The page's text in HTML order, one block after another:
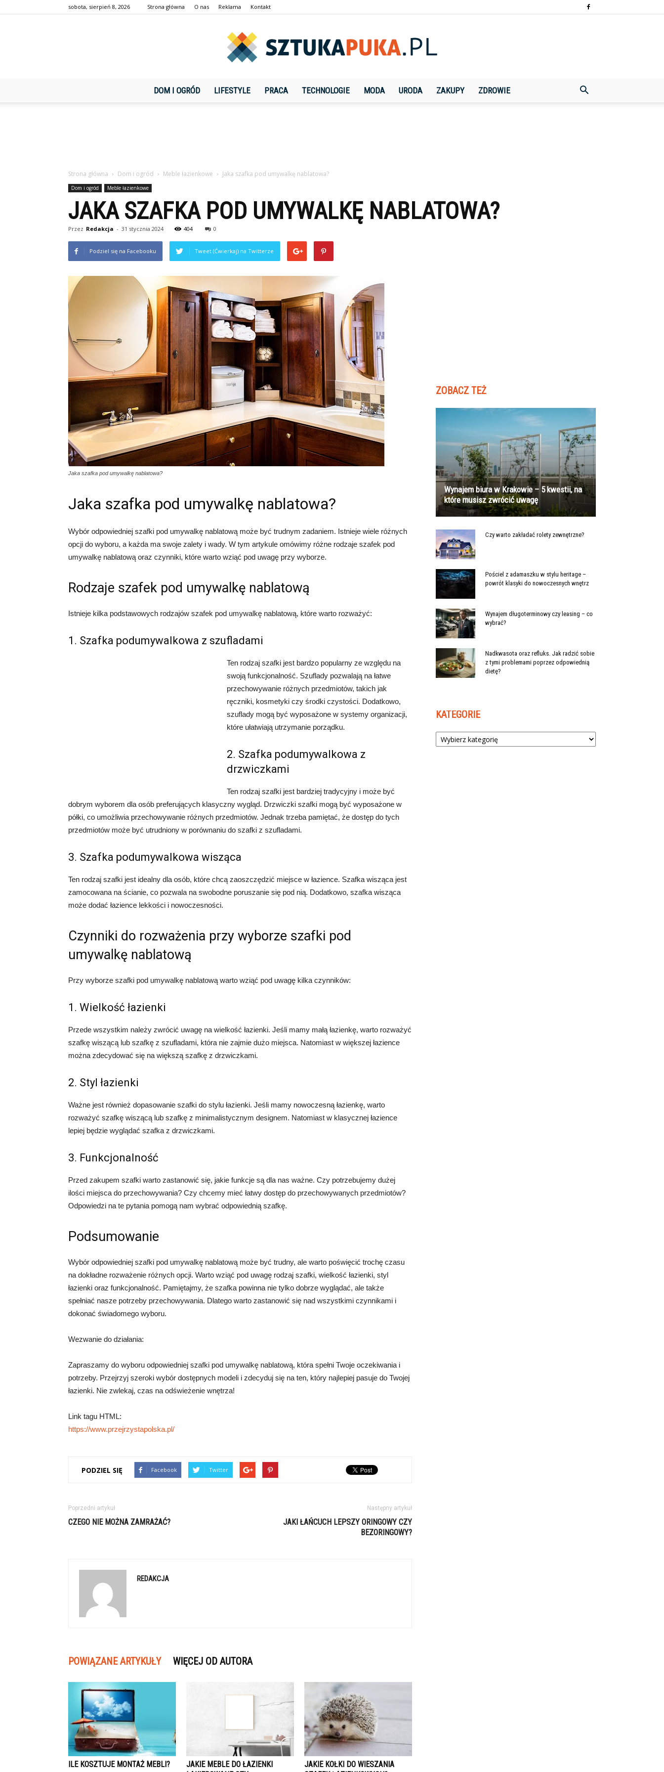
sobota, sierpień 8, 2026 Strona główna O nas Reklama Kontakt
SztukaPuka.pl
DOM I OGRÓD LIFESTYLE PRACA TECHNOLOGIE MODA URODA ZAKUPY ZDROWIE
Strona główna Dom i ogród Meble łazienkowe Jaka szafka pod umywalkę nablatowa?
Dom i ogród Meble łazienkowe
JAKA SZAFKA POD UMYWALKĘ NABLATOWA?
Przez Redakcja - 31 stycznia 2024 404 0
Podziel się na Facebooku Tweet (Ćwierkaj) na Twitterze
Jaka szafka pod umywalkę nablatowa?
Jaka szafka pod umywalkę nablatowa?
Wybór odpowiedniej szafki pod umywalkę nablatową może być trudnym zadaniem. Istnieje wiele różnych
opcji do wyboru, a każda ma swoje zalety i wady. W tym artykule omówimy różne rodzaje szafek pod
umywalkę nablatową oraz czynniki, które warto wziąć pod uwagę przy wyborze.
Rodzaje szafek pod umywalkę nablatową
Istnieje kilka podstawowych rodzajów szafek pod umywalkę nablatową, które warto rozważyć:
1. Szafka podumywalkowa z szufladami
Ten rodzaj szafki jest bardzo popularny ze względu na
swoją funkcjonalność. Szuflady pozwalają na łatwe
przechowywanie różnych przedmiotów, takich jak
ręczniki, kosmetyki czy środki czystości. Dodatkowo,
szuflady mogą być wyposażone w systemy organizacji,
które ułatwiają utrzymanie porządku.
2. Szafka podumywalkowa z
drzwiczkami
Ten rodzaj szafki jest bardziej tradycyjny i może być
dobrym wyborem dla osób preferujących klasyczny wygląd. Drzwiczki szafki mogą być wyposażone w
półki, co umożliwia przechowywanie różnych przedmiotów. Jednak trzeba pamiętać, że dostęp do tych
przedmiotów może być utrudniony w porównaniu do szafki z szufladami.
3. Szafka podumywalkowa wisząca
Ten rodzaj szafki jest idealny dla osób, które chcą zaoszczędzić miejsce w łazience. Szafka wisząca jest
zamocowana na ścianie, co pozwala na swobodne poruszanie się pod nią. Dodatkowo, szafka wisząca
może dodać łazience lekkości i nowoczesności.
Czynniki do rozważenia przy wyborze szafki pod
umywalkę nablatową
Przy wyborze szafki pod umywalkę nablatową warto wziąć pod uwagę kilka czynników:
1. Wielkość łazienki
Przede wszystkim należy zwrócić uwagę na wielkość łazienki. Jeśli mamy małą łazienkę, warto rozważyć
szafkę wiszącą lub szafkę z szufladami, która nie zajmie dużo miejsca. Natomiast w większej łazience
można zdecydować się na większą szafkę z drzwiczkami.
2. Styl łazienki
Ważne jest również dopasowanie szafki do stylu łazienki. Jeśli mamy nowoczesną łazienkę, warto
rozważyć szafkę wiszącą lub szafkę z minimalistycznym designem. Natomiast w klasycznej łazience
lepiej będzie wyglądać szafka z drzwiczkami.
3. Funkcjonalność
Przed zakupem szafki warto zastanowić się, jakie funkcje są dla nas ważne. Czy potrzebujemy dużej
ilości miejsca do przechowywania? Czy chcemy mieć łatwy dostęp do przechowywanych przedmiotów?
Odpowiedzi na te pytania pomogą nam wybrać odpowiednią szafkę.
Podsumowanie
Wybór odpowiedniej szafki pod umywalkę nablatową może być trudny, ale warto poświęcić trochę czasu
na dokładne rozważenie różnych opcji. Warto wziąć pod uwagę rodzaj szafki, wielkość łazienki, styl
łazienki oraz funkcjonalność. Pamiętajmy, że szafka powinna nie tylko dobrze wyglądać, ale także
spełniać nasze potrzeby przechowywania. Dlatego warto zastanowić się nad wszystkimi czynnikami i
dokonać świadomego wyboru.
Wezwanie do działania:
Zapraszamy do wyboru odpowiedniej szafki pod umywalkę nablatową, która spełni Twoje oczekiwania i
potrzeby. Przejrzyj szeroki wybór dostępnych modeli i zdecyduj się na ten, który najlepiej pasuje do Twojej
łazienki. Nie zwlekaj, czas na odświeżenie wnętrza!
Link tagu HTML:
https://www.przejrzystapolska.pl/
PODZIEL SIĘ Facebook Twitter
Poprzedni artykuł
CZEGO NIE MOŻNA ZAMRAŻAĆ?
Następny artykuł
JAKI ŁAŃCUCH LEPSZY ORINGOWY CZY
BEZORINGOWY?
REDAKCJA
POWIĄZANE ARTYKUŁY WIĘCEJ OD AUTORA
ILE KOSZTUJE MONTAŻ MEBLI?
JAKIE MEBLE DO ŁAZIENKI
JAKIE KOŁKI DO WIESZANIA
ZOBACZ TEŻ
Wynajem biura w Krakowie – 5 kwestii, na
które musisz zwrócić uwagę
Czy warto zakładać rolety zewnętrzne?
Pościel z adamaszku w stylu heritage –
powrót klasyki do nowoczesnych wnętrz
Wynajem długoterminowy czy leasing – co
wybrać?
Nadkwasota oraz refluks. Jak radzić sobie
z tymi problemami poprzez odpowiednią
dietę?
KATEGORIE
Kategorie